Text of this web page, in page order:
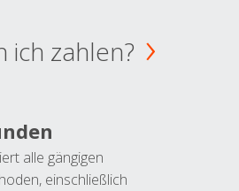
ich zahlen?
alle gängigen
einschließlich